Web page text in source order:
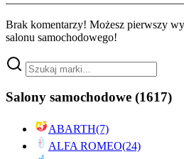
Brak komentarzy! Możesz pierwszy
salonu samochodowego!
Salony samochodowe (1617)
ABARTH(7)
ALFA ROMEO(24)